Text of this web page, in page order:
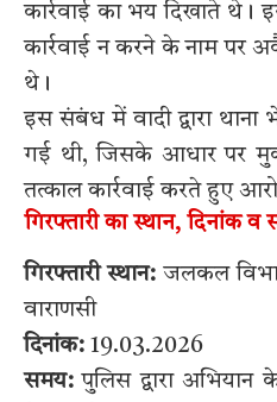
कार्रवाई का भय दिखाते थे।
कार्रवाई न करने के नाम पर
थे।
इस संबंध में वादी द्वारा
गई थी, जिसके आधार पर
तत्काल कार्रवाई करते हुए
गिरफ्तारी का स्थान, दिनांक व
गिरफ्तारी स्थान: जलकल
वाराणसी
दिनांक: 19.03.2026
समय: पुलिस द्वारा अभियान के